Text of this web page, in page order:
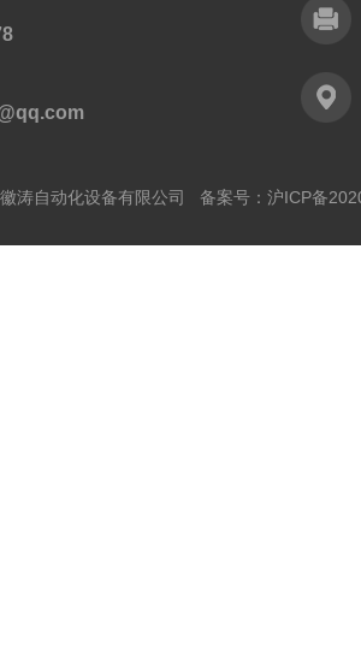
涛自动化设备有限公司 备案号： 沪ICP备